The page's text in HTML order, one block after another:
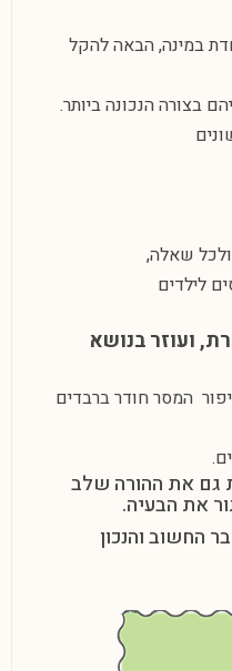
במינה, הבאה להקל
בצורה הנכונה ביותר.
שאלה,
לילדים
ועוזר בנושא
המסר חודר ברבדים
גם את ההורה שלב
את הבעיה.
החשוב והנכון